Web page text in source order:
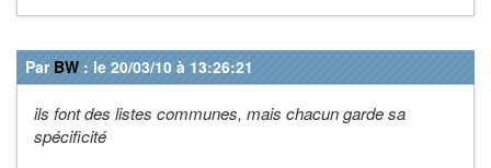
Par BW : le 20/03/10 à 13:26:21
ils font des listes communes, mais chacun garde sa
spécificité